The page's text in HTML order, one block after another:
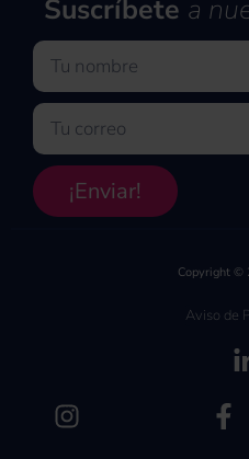
Suscríbete a
Nombre
Email
¡Enviar!
Copyright ©
Aviso de